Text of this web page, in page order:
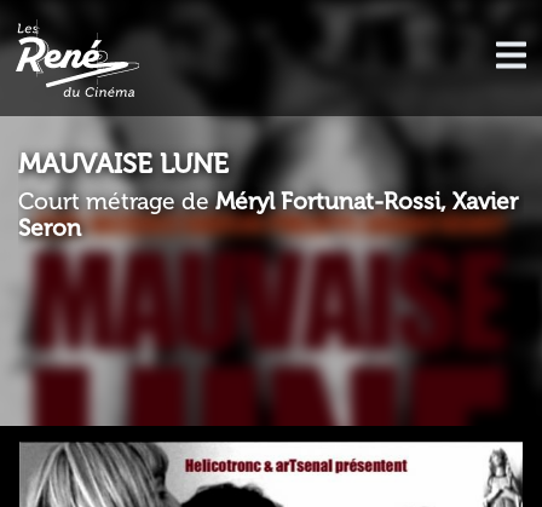
MAUVAISE LUNE
Court métrage deMéryl Fortunat-Rossi, Xavier
Seron